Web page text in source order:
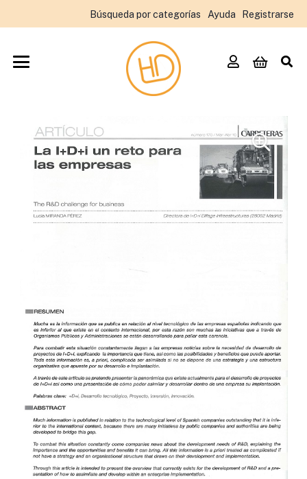
Búsqueda por categorías Ayuda Registrarse